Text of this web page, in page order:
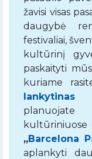
žavisi visas
daugybė
festivaliai,
kultūrinį
paskaityti
kuriame
lankytinas
kultūriniuose
„Barcelona
aplankyti